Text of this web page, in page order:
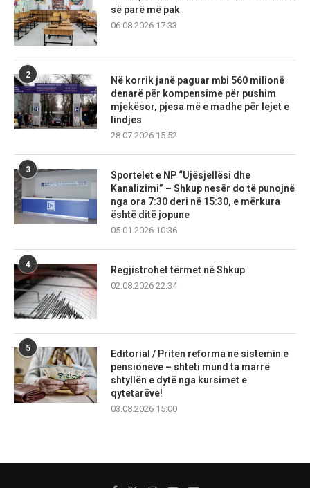
së parë më pak
06.08.2026 17:33
2
Në korrik janë paguar mbi 560 milionë
denarë për kompensime për pushim
mjekësor, pjesa më e madhe për lejet e
lindjes
28.07.2026 15:52
3
Sportelet e NP “Ujësjellësi dhe
Kanalizimi” – Shkup nesër do të punojnë
nga ora 7:30 deri në 15:30, e mërkura
është ditë jopune
05.01.2026 10:36
4
Regjistrohet tërmet në Shkup
02.08.2026 22:34
5
Editorial / Priten reforma në sistemin e
pensioneve – shteti mund ta marrë
shtyllën e dytë nga kursimet e
qytetarëve!
03.08.2026 15:00